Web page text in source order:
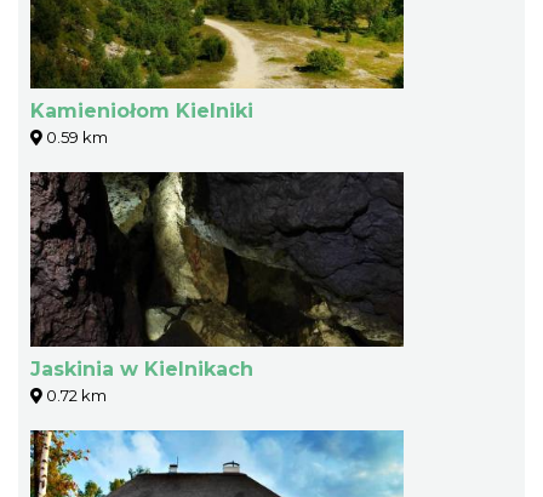
Kamieniołom Kielniki
0.59 km
Jaskinia w Kielnikach
0.72 km